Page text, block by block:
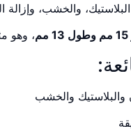
والخشب، وإزالة
، وهو
والخشب